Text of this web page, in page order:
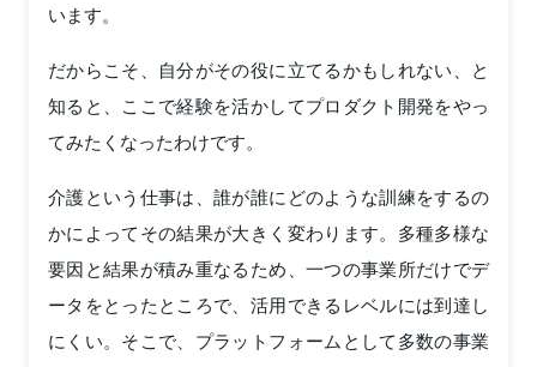
います。
だからこそ、自分がその役に立てるかもしれない、と
知ると、ここで経験を活かしてプロダクト開発をやっ
てみたくなったわけです。
介護という仕事は、誰が誰にどのような訓練をするの
かによってその結果が大きく変わります。多種多様な
要因と結果が積み重なるため、一つの事業所だけでデ
ータをとったところで、活用できるレベルには到達し
にくい。そこで、プラットフォームとして多数の事業